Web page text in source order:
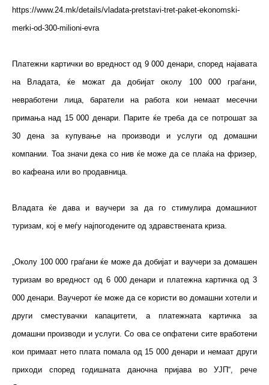
https://www.24.mk/details/vladata-pretstavi-tret-paket-ekonomski-
merki-od-300-milioni-evra
Платежни картички во вредност од 9 000 денари, според најавата
на Владата, ќе можат да добијат околу 100 000 граѓани,
невработени лица, баратели на работа кои немаат месечни
примања над 15 000 денари. Парите ќе треба да се потрошат за
30 дена за купување на производи и услуги од домашни
компании. Тоа значи дека со нив ќе може да се плаќа на фризер,
во кафеана или во продавница.
Владата ќе дава и ваучери за да го стимулира домашниот
туризам, кој е меѓу најпогодените од здравствената криза.
„Околу 100 000 граѓани ќе може да добијат и ваучери за домашен
туризам во вредност од 6 000 денари и платежна картичка од 3
000 денари. Ваучерот ќе може да се користи во домашни хотели и
други сместувачки капацитети, а платежната картичка за
домашни производи и услуги. Со ова се опфатени сите вработени
кои примаат нето плата помала од 15 000 денари и немаат други
приходи според годишната даночна пријава во УЈП“, рече